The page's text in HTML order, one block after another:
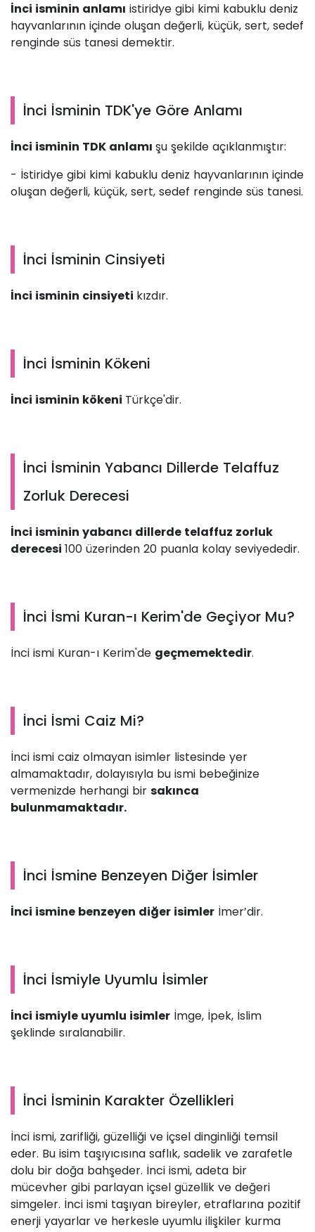
İnci isminin anlamı istiridye gibi kimi kabuklu deniz
hayvanlarının içinde oluşan değerli, küçük, sert, sedef
renginde süs tanesi demektir.
İnci İsminin TDK'ye Göre Anlamı
İnci isminin TDK anlamı şu şekilde açıklanmıştır:
- İstiridye gibi kimi kabuklu deniz hayvanlarının içinde
oluşan değerli, küçük, sert, sedef renginde süs tanesi.
İnci İsminin Cinsiyeti
İnci isminin cinsiyeti kızdır.
İnci İsminin Kökeni
İnci isminin kökeni Türkçe'dir.
İnci İsminin Yabancı Dillerde Telaffuz
Zorluk Derecesi
İnci isminin yabancı dillerde telaffuz zorluk
derecesi 100 üzerinden 20 puanla kolay seviyededir.
İnci İsmi Kuran-ı Kerim'de Geçiyor Mu?
İnci ismi Kuran-ı Kerim'de geçmemektedir.
İnci İsmi Caiz Mi?
İnci ismi caiz olmayan isimler listesinde yer
almamaktadır, dolayısıyla bu ismi bebeğinize
vermenizde herhangi bir sakınca
bulunmamaktadır.
İnci İsmine Benzeyen Diğer İsimler
İnci ismine benzeyen diğer isimler İmer’dir.
İnci İsmiyle Uyumlu İsimler
İnci ismiyle uyumlu isimler İmge, İpek, İslim
şeklinde sıralanabilir.
İnci İsminin Karakter Özellikleri
İnci ismi, zarifliği, güzelliği ve içsel dinginliği temsil
eder. Bu isim taşıyıcısına saflık, sadelik ve zarafetle
dolu bir doğa bahşeder. İnci ismi, adeta bir
mücevher gibi parlayan içsel güzellik ve değeri
simgeler. İnci ismi taşıyan bireyler, etraflarına pozitif
enerji yayarlar ve herkesle uyumlu ilişkiler kurma